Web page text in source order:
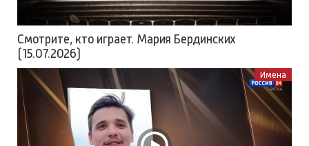
Смотрите, кто играет. Мария Бердинских
(15.07.2026)
Имена